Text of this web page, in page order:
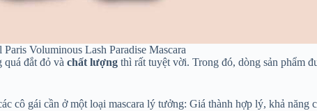
Paris Voluminous Lash Paradise Mascara
quá đắt đỏ và chất lượng thì rất tuyệt vời. Trong đó, dòng sản phẩm
cô gái cần ở một loại mascara lý tưởng: Giá thành hợp lý, khả